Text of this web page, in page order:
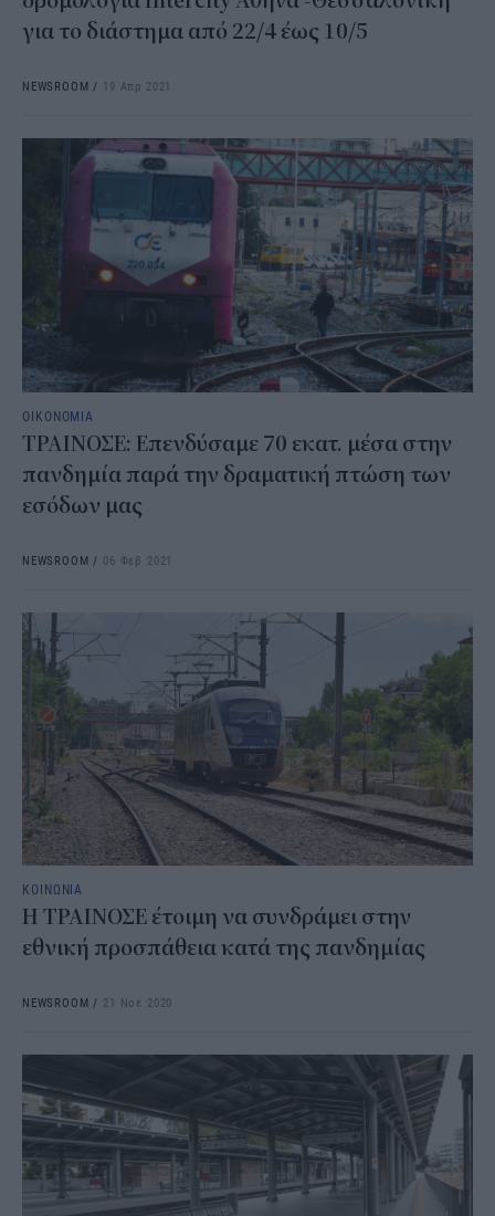
για το διάστημα από 22/4 έως 10/5
NEWSROOM / 19 Απρ 2021
ΟΙΚΟΝΟΜΙΑ
ΤΡΑΙΝΟΣΕ: Επενδύσαμε 70 εκατ. μέσα στην
πανδημία παρά την δραματική πτώση των
εσόδων μας
NEWSROOM / 06 Φεβ 2021
ΚΟΙΝΩΝΙΑ
Η ΤΡΑΙΝΟΣΕ έτοιμη να συνδράμει στην
εθνική προσπάθεια κατά της πανδημίας
NEWSROOM / 21 Νοε 2020